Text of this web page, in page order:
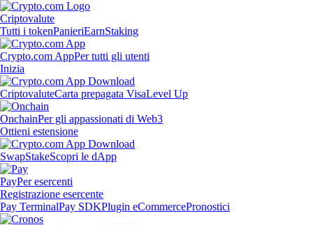
Criptovalute
Tutti i tokenPanieriEarnStaking
Crypto.com AppPer tutti gli utenti
Inizia
CriptovaluteCarta prepagata VisaLevel Up
OnchainPer gli appassionati di Web3
Ottieni estensione
SwapStakeScopri le dApp
PayPer esercenti
Registrazione esercente
Pay TerminalPay SDKPlugin eCommercePronostici